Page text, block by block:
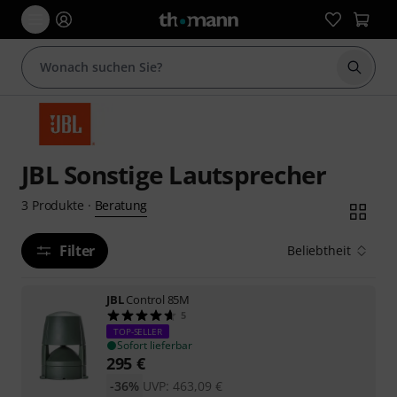
Suche
JBL Sonstige Lautsprecher
3 Produkte · Beratung
Filter Beliebtheit
JBLControl 85M
5
TOP-SELLER
Sofort lieferbar
295 €
UVP: 463,09 €
-36%